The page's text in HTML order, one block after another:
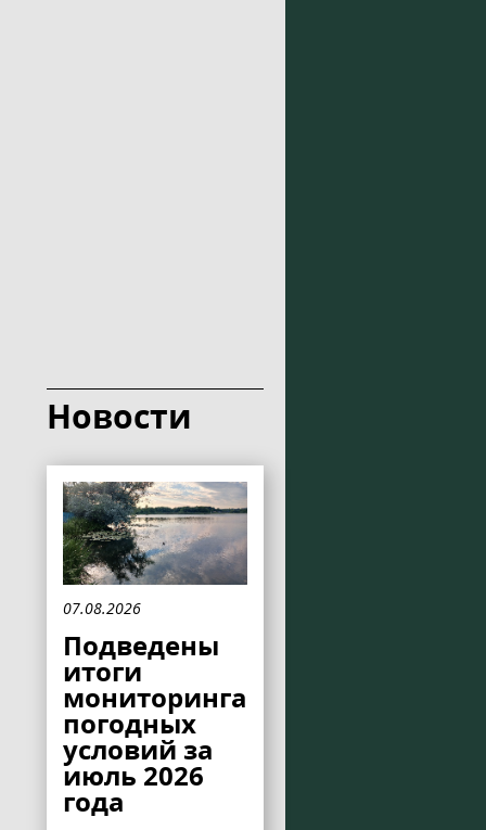
Новости
07.08.2026
Подведены
итоги
мониторинга
погодных
условий за
июль 2026
года